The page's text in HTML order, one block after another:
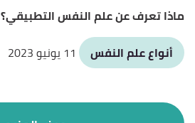
ماذا تعرف عن علم النفس التطبيقي؟
أنواع علم النفس
11 يونيو 2023